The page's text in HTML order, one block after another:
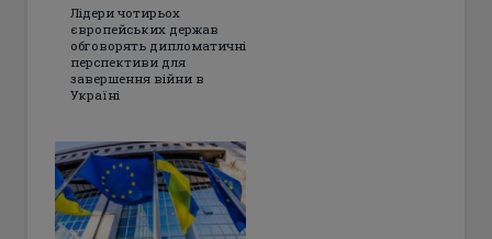
Лідери чотирьох
європейських держав
обговорять дипломатичні
перспективи для
завершення війни в
Україні